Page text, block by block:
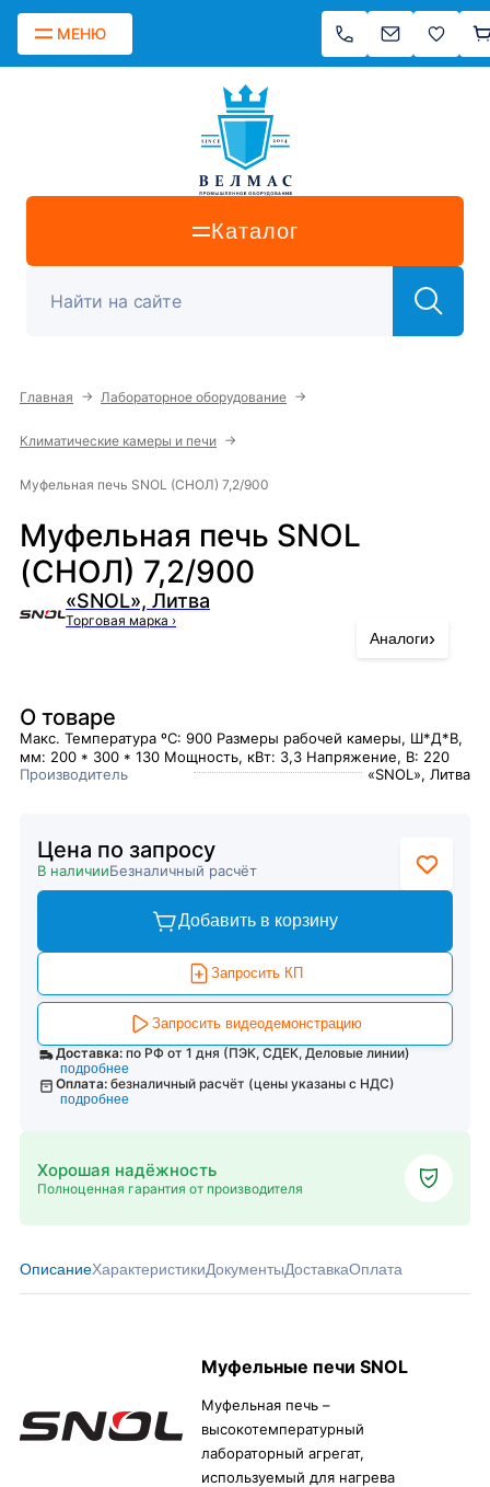
МЕНЮ
Каталог
Главная → Лабораторное оборудование →
Климатические камеры и печи →
Муфельная печь SNOL (СНОЛ) 7,2/900
Муфельная печь SNOL
(СНОЛ) 7,2/900
«SNOL», Литва
Торговая марка ›
Аналоги›
О товаре
Макс. Температура ºC: 900 Размеры рабочей камеры, Ш*Д*В,
мм: 200 * 300 * 130 Мощность, кВт: 3,3 Напряжение, В: 220
Производитель
«SNOL», Литва
Цена по запросу
В наличииБезналичный расчёт
Добавить в корзину
Запросить КП
Запросить видеодемонстрацию
Доставка: по РФ от 1 дня (ПЭК, СДЕК, Деловые линии)
подробнее
Оплата: безналичный расчёт (цены указаны с НДС)
подробнее
Хорошая надёжность
Полноценная гарантия от производителя
ОписаниеХарактеристикиДокументыДоставкаОплата
Муфельные печи SNOL
Муфельная печь –
высокотемпературный
лабораторный агрегат,
используемый для нагрева